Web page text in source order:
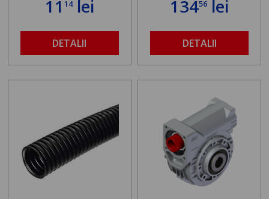
11 14lei
DETALII
13456 lei
DETALII